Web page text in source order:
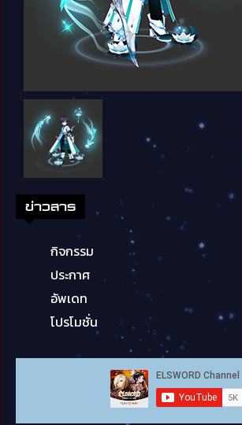
ข่าวสาร
กิจกรรม
ประกาศ
อัพเดท
โปรโมชั่น